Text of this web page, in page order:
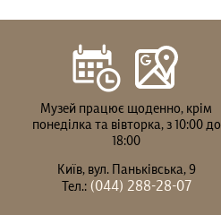
Музей працює щоденно, крім
понеділка та вівторка, з 10:00 до
18:00
Київ, вул. Паньківська, 9
Тел.:(044) 288-28-07